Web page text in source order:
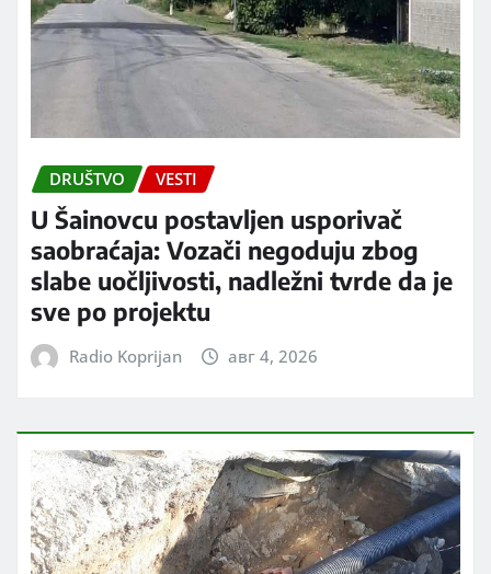
DRUŠTVO VESTI
U Šainovcu postavljen usporivač
saobraćaja: Vozači negoduju zbog
slabe uočljivosti, nadležni tvrde da je
sve po projektu
Radio Koprijan авг 4, 2026